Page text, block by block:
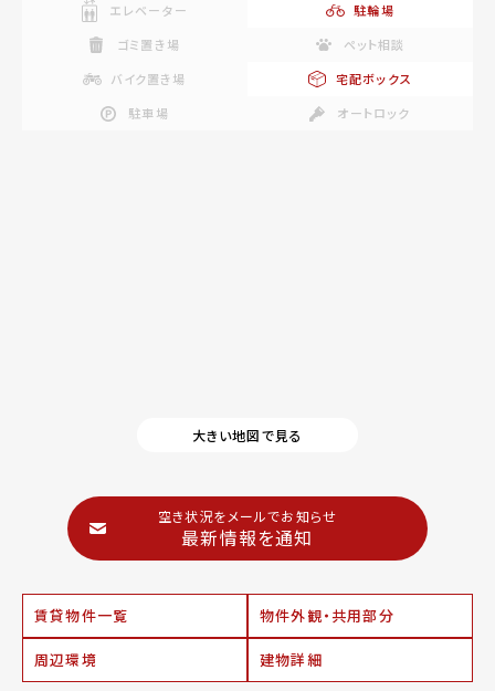
エレベーター
駐輪場
ゴミ置き場
ペット相談
バイク置き場
宅配ボックス
駐車場
オートロック
大きい地図で見る
空き状況をメールでお知らせ
最新情報を通知
賃貸物件一覧 物件外観・共用部分
周辺環境 建物詳細